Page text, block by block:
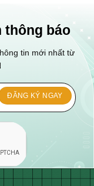
thông báo
tin mới nhất từ